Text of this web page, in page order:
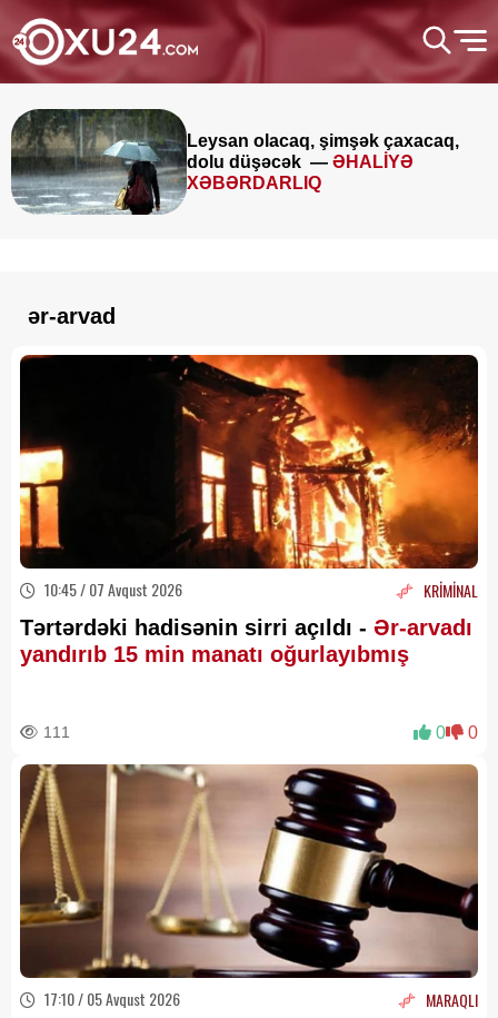
Leysan olacaq, şimşək çaxacaq,
dolu düşəcək — ƏHALİYƏ
XƏBƏRDARLIQ
ər-arvad
10:45 / 07 Avqust 2026 KRİMİNAL
Tərtərdəki hadisənin sirri açıldı - Ər-arvadı
yandırıb 15 min manatı oğurlayıbmış
111 0 0
17:10 / 05 Avqust 2026 MARAQLI